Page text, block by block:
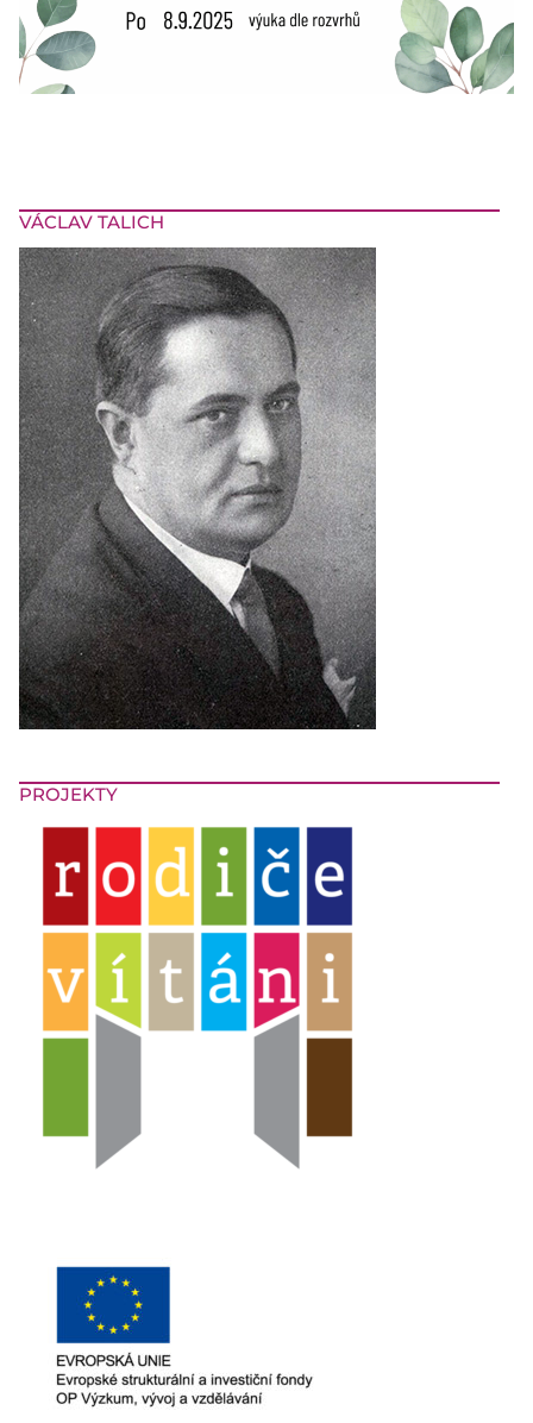
VÁCLAV TALICH
PROJEKTY